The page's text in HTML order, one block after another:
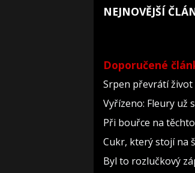
NEJNOVĚJŠÍ
Doporučené
Srpen převrátí život
Vyřízeno: Fleury už
Při bouřce na
Cukr, který stojí na
Byl to rozlučkový